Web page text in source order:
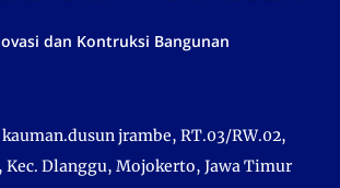
dan Kontruksi Bangunan
kauman.dusun jrambe, RT.03/RW.02,
Kec. Dlanggu, Mojokerto, Jawa Timur